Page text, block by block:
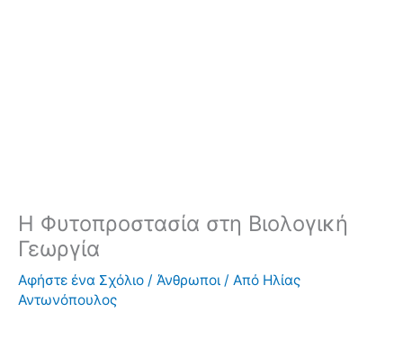
Η Φυτοπροστασία στη Βιολογική
Γεωργία
Αφήστε ένα Σχόλιο / Άνθρωποι / Από Ηλίας
Αντωνόπουλος